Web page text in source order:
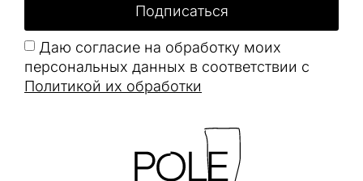
Даю согласие на обработку моих
персональных данных в соответствии с
Политикой их обработки
Подписаться